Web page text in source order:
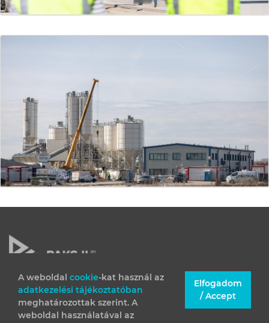
A weboldal cookie-kat használ az
adatkezelési tájékoztatóban
meghatározottak szerint. A
weboldal használatával az
Elfogadom
/ Accept
JOGI INFORMÁCIÓK
IMPRESSZUM